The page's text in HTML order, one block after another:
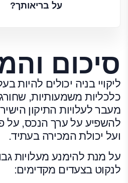
על בריאותך?
סיכום
ליקויי בניה יכולים להיות
כלכליות משמעותיות,
מעבר לעלויות התיקון
להשפיע על ערך הנכס, על
ועל יכולת המכירה בעתיד.
על מנת להימנע מעלויות
לנקוט בצעדים מקדימים: